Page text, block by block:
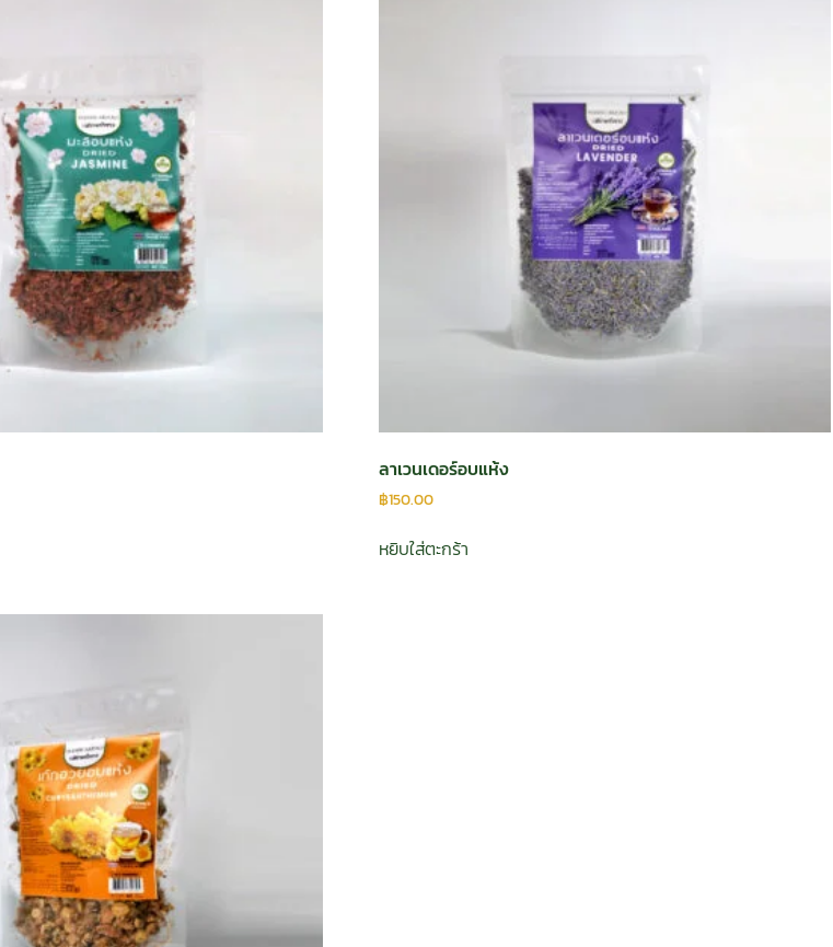
ลาเวนเดอร์อบแห้ง
฿150.00
หยิบใส่ตะกร้า